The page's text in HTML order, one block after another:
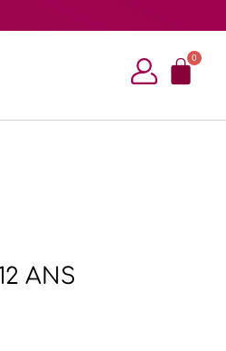
ANS